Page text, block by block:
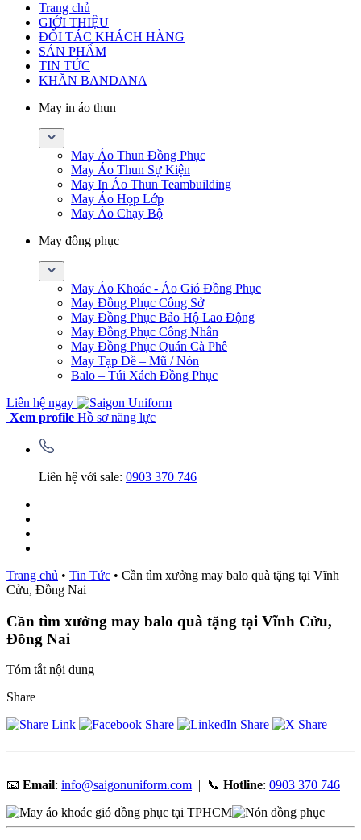
Trang chủ
GIỚI THIỆU
ĐỐI TÁC KHÁCH HÀNG
SẢN PHẨM
TIN TỨC
KHĂN BANDANA
May in áo thun
May Áo Thun Đồng Phục
May Áo Thun Sự Kiện
May In Áo Thun Teambuilding
May Áo Họp Lớp
May Áo Chạy Bộ
May đồng phục
May Áo Khoác - Áo Gió Đồng Phục
May Đồng Phục Công Sở
May Đồng Phục Bảo Hộ Lao Động
May Đồng Phục Công Nhân
May Đồng Phục Quán Cà Phê
May Tạp Dề – Mũ / Nón
Balo – Túi Xách Đồng Phục
Liên hệ ngay
Xem profile Hồ sơ năng lực
Liên hệ với sale: 0903 370 746
Trang chủ • Tin Tức • Cần tìm xưởng may balo quà tặng tại Vĩnh
Cửu, Đồng Nai
Cần tìm xưởng may balo quà tặng tại Vĩnh Cửu,
Đồng Nai
Tóm tắt nội dung
Share
📧 Email: info@saigonuniform.com | 📞 Hotline: 0903 370 746